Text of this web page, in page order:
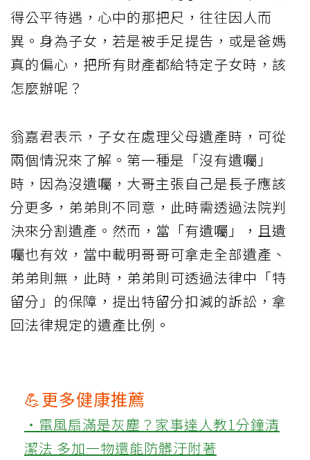
得公平待遇，心中的那把尺，往往因人而
異。身為子女，若是被手足提告，或是爸媽
真的偏心，把所有財產都給特定子女時，該
怎麼辦呢？
翁嘉君表示，子女在處理父母遺產時，可從
兩個情況來了解。第一種是「沒有遺囑」
時，因為沒遺囑，大哥主張自己是長子應該
分更多，弟弟則不同意，此時需透過法院判
決來分割遺產。然而，當「有遺囑」，且遺
囑也有效，當中載明哥哥可拿走全部遺產、
弟弟則無，此時，弟弟則可透過法律中「特
留分」的保障，提出特留分扣減的訴訟，拿
回法律規定的遺產比例。
💪更多健康推薦
‧電風扇滿是灰塵？家事達人教1分鐘清
潔法 多加一物還能防髒汙附著